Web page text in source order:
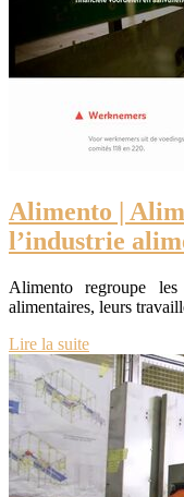
Alimento |
l’industrie
Alimento regroupe
alimentaires, leurs
Lire la suite